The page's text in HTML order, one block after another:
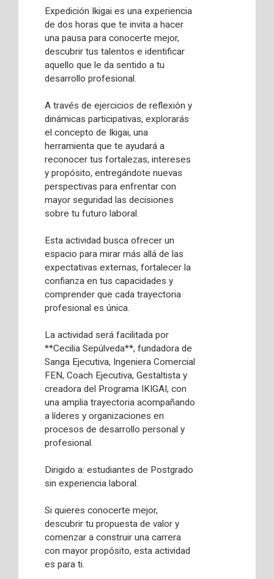
Expedición Ikigai es una experiencia
de dos horas que te invita a hacer
una pausa para conocerte mejor,
descubrir tus talentos e identificar
aquello que le da sentido a tu
desarrollo profesional.
A través de ejercicios de reflexión y
dinámicas participativas, explorarás
el concepto de Ikigai, una
herramienta que te ayudará a
reconocer tus fortalezas, intereses
y propósito, entregándote nuevas
perspectivas para enfrentar con
mayor seguridad las decisiones
sobre tu futuro laboral.
Esta actividad busca ofrecer un
espacio para mirar más allá de las
expectativas externas, fortalecer la
confianza en tus capacidades y
comprender que cada trayectoria
profesional es única.
La actividad será facilitada por
**Cecilia Sepúlveda**, fundadora de
Sanga Ejecutiva, Ingeniera Comercial
FEN, Coach Ejecutiva, Gestaltista y
creadora del Programa IKIGAI, con
una amplia trayectoria acompañando
a líderes y organizaciones en
procesos de desarrollo personal y
profesional.
Dirigido a: estudiantes de Postgrado
sin experiencia laboral.
Si quieres conocerte mejor,
descubrir tu propuesta de valor y
comenzar a construir una carrera
con mayor propósito, esta actividad
es para ti.